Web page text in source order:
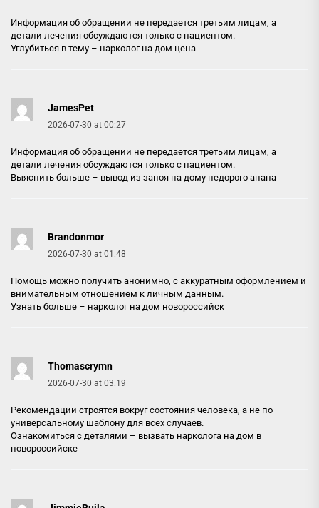
Информация об обращении не передается третьим лицам, а
детали лечения обсуждаются только с пациентом.
Углубиться в тему – нарколог на дом цена
JamesPet
2026-07-30 at 00:27
Информация об обращении не передается третьим лицам, а
детали лечения обсуждаются только с пациентом.
Выяснить больше – вывод из запоя на дому недорого анапа
Brandonmor
2026-07-30 at 01:48
Помощь можно получить анонимно, с аккуратным оформлением и
внимательным отношением к личным данным.
Узнать больше – нарколог на дом новороссийск
Thomascrymn
2026-07-30 at 03:19
Рекомендации строятся вокруг состояния человека, а не по
универсальному шаблону для всех случаев.
Ознакомиться с деталями – вызвать нарколога на дом в
новороссийске